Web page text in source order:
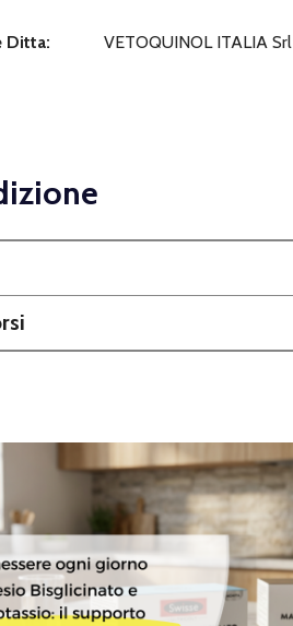
Ditta: VETOQUINOL ITALIA Srl